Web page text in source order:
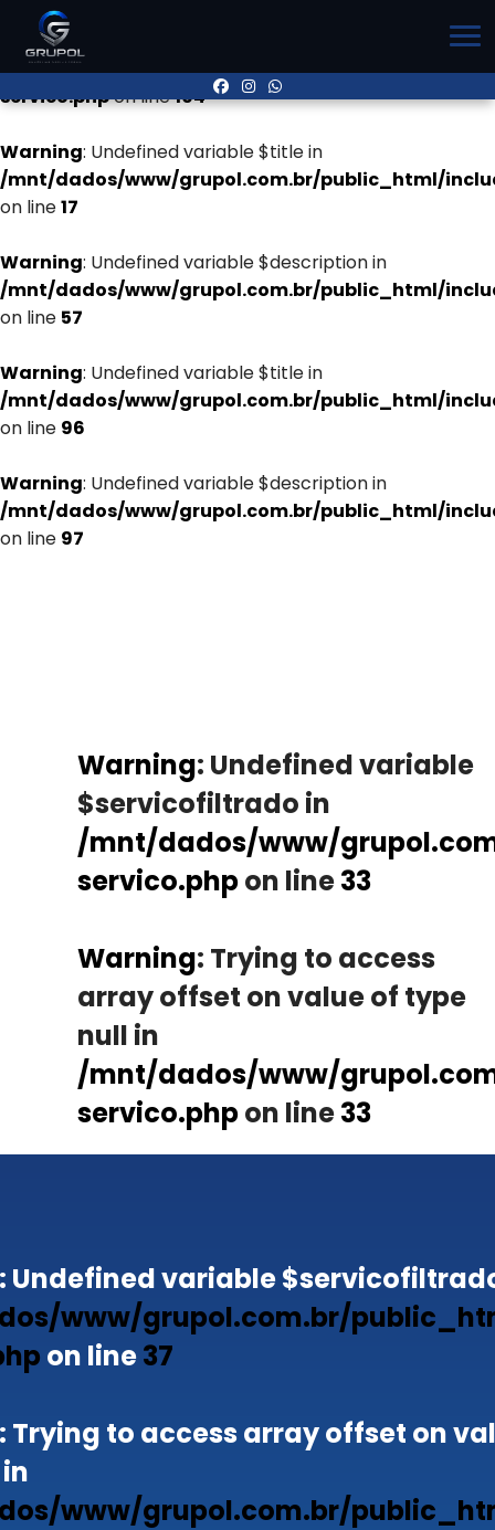
Warning
/mnt/dados/www/grupol.com.br/public_html/
servico.phpon line104
Warning: Undefined variable $title in
/mnt/dados/www/grupol.com.br/public_html/
on line17
Warning: Undefined variable $description in
/mnt/dados/www/grupol.com.br/public_html/
on line 57
Warning: Undefined variable $title in
/mnt/dados/www/grupol.com.br/public_html/
on line 96
Warning: Undefined variable $description in
/mnt/dados/www/grupol.com.br/public_html/
on line 97
Warning: Undefined variable
$servicofiltrado in
/mnt/dados/www/
servico.phpon line33
Warning: Trying to access
array offset on value of type
null in
/mnt/dados/www/
servico.phpon line33
Undefined variable
www/grupol.com.br/
on line37
Trying to access array offset on
www/grupol.com.br/